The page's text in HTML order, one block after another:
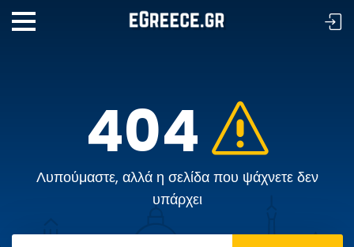
404
Λυπούμαστε, αλλά η σελίδα που ψάχνετε δεν
υπάρχει